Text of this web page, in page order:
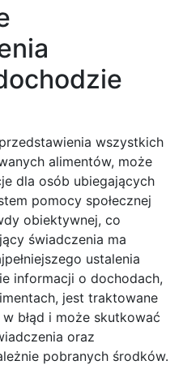
wszystkich
alimentów, może
dla osób ubiegających
pomocy społecznej
obiektywnej, co
świadczenia ma
ustalenia
informacji o dochodach,
jest traktowane
błąd i może skutkować
oraz
pobranych środków.